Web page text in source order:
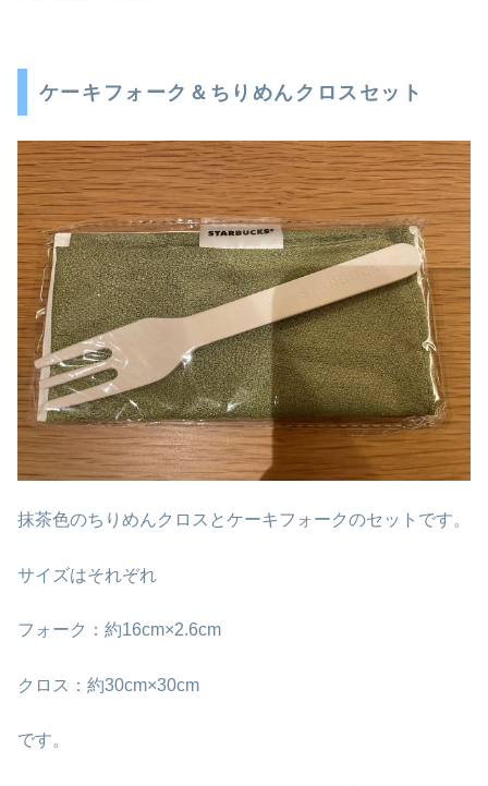
ケーキフォーク＆ちりめんクロスセット
抹茶色のちりめんクロスとケーキフォークのセットです。
サイズはそれぞれ
フォーク：約16cm×2.6cm
クロス：約30cm×30cm
です。